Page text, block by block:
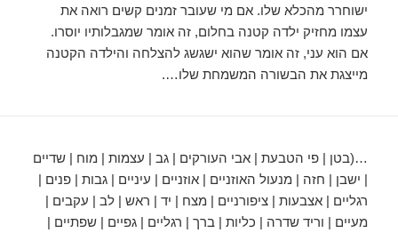
ישוחרר מהכלא שלו. אם מי שעובר זמנים קשים רואה את
עצמו מחזיק ילדה קטנה בחלום, זה אומר שמגבלותיו יוסרו.
אם הוא עני, זה אומר שהוא ישגשג להצלחה והילדה הקטנה
מייצגת את הבשורה המשמחת שלו….
…(בטן | פי הטבעת | אבי העורקים | גב | עצמות | מוח | שדיים
| ישבן | חזה | מנעול האוזניים | אוזניים | עיניים | גבות | פנים |
רגליים | אצבעות | ציפורניים | מצח | יד | ראש | לב | עקבים |
מעיים | וריד שדרה | כליות | ברך | רגליים | גפיים | שפתיים |